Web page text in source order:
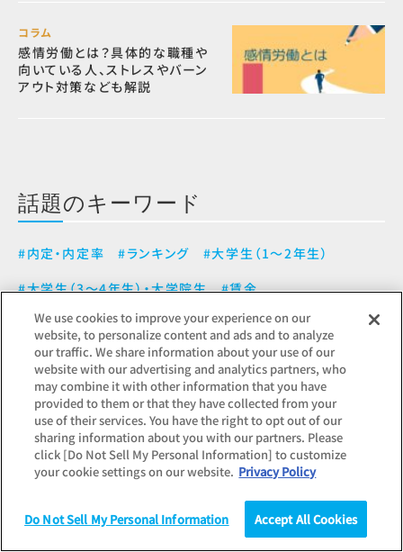
統計（データ） コラム
コラム
感情労働とは？具体的な職種や
向いている人、ストレスやバーン
アウト対策なども解説
話題のキーワード
#内定・内定率 #ランキング
#大学生（1～2年生）
#大学生（3～4年生）・大学院生
#賃金
#インターンシップ
#業界・業種別 #正社員
よくあるご質問
We use cookies to improve your experience on our
website, to personalize content and ads and to analyze
our traffic. We share information about your use of our
website with our advertising and analytics partners, who
may combine it with other information that you have
provided to them or that they have collected from your
use of their services. You have the right to opt out of our
sharing information about you with our partners. Please
click [Do Not Sell My Personal Information] to customize
your cookie settings on our website. Privacy Policy
Do Not Sell My Personal Information Accept All Cookies